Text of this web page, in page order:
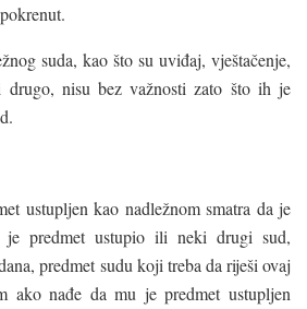
suda, kao što su uviđaj, vještačenje,
drugo, nisu bez važnosti zato što ih je
ustupljen kao nadležnom smatra da je
predmet ustupio ili neki drugi sud,
predmet sudu koji treba da riješi ovaj
ako nađe da mu je predmet ustupljen